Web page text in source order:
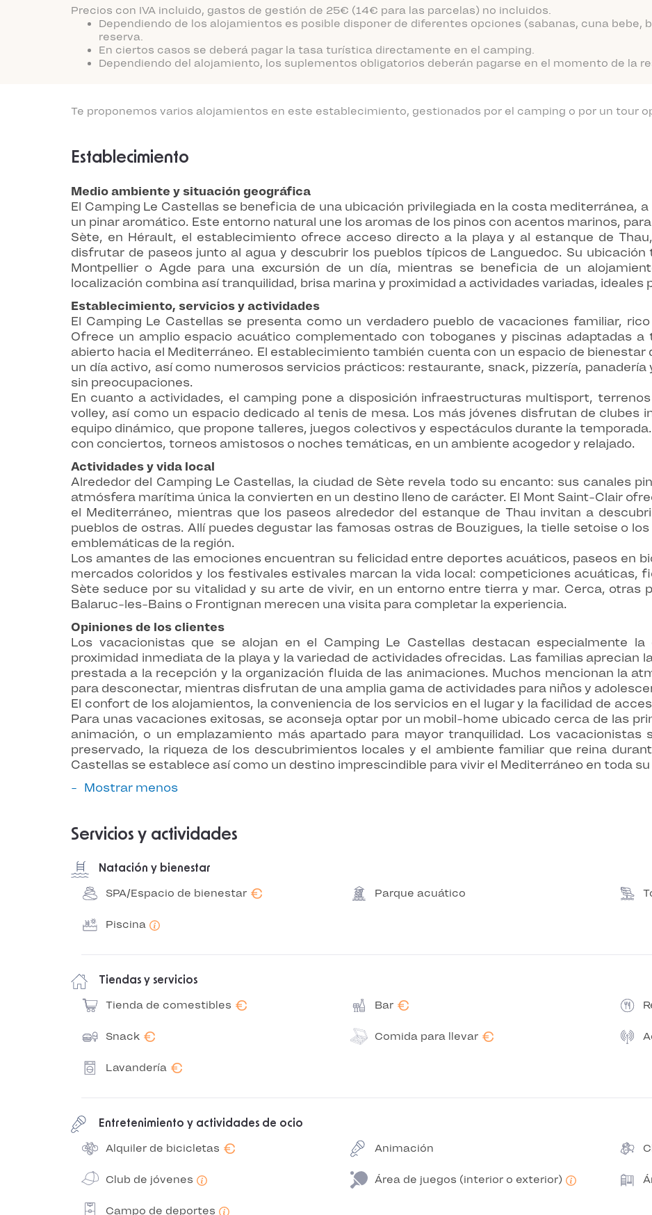
Precios con IVA incluido, gastos de gestión de 25€ (14€ para las parcelas) no incluidos.
Dependiendo de los alojamientos es posible disponer de diferentes opciones (sabanas, cuna bebe,
reserva.
En ciertos casos se deberá pagar la tasa turística directamente en el camping.
Dependiendo del alojamiento, los suplementos obligatorios deberán pagarse en el momento de la
Te proponemos varios alojamientos en este establecimiento, gestionados por el camping o por un tour
Establecimiento
Medio ambiente y situación geográfica
El Camping Le Castellas se beneficia de una ubicación privilegiada en la costa mediterránea,
un pinar aromático. Este entorno natural une los aromas de los pinos con acentos marinos,
Sète, en Hérault, el establecimiento ofrece acceso directo a la playa y al estanque de
disfrutar de paseos junto al agua y descubrir los pueblos típicos de Languedoc. Su
Montpellier o Agde para una excursión de un día, mientras se beneficia de un
localización combina así tranquilidad, brisa marina y proximidad a actividades variadas, ideales
Establecimiento, servicios y actividades
El Camping Le Castellas se presenta como un verdadero pueblo de vacaciones familiar,
Ofrece un amplio espacio acuático complementado con toboganes y piscinas adaptadas a
abierto hacia el Mediterráneo. El establecimiento también cuenta con un espacio de bienestar
un día activo, así como numerosos servicios prácticos: restaurante, snack, pizzería,
sin preocupaciones.
En cuanto a actividades, el camping pone a disposición infraestructuras multisport,
volley, así como un espacio dedicado al tenis de mesa. Los más jóvenes disfrutan de clubes
equipo dinámico, que propone talleres, juegos colectivos y espectáculos durante la
con conciertos, torneos amistosos o noches temáticas, en un ambiente acogedor y relajado.
Actividades y vida local
Alrededor del Camping Le Castellas, la ciudad de Sète revela todo su encanto: sus canales
atmósfera marítima única la convierten en un destino lleno de carácter. El Mont Saint-Clair
el Mediterráneo, mientras que los paseos alrededor del estanque de Thau invitan a
pueblos de ostras. Allí puedes degustar las famosas ostras de Bouzigues, la tielle setoise o
emblemáticas de la región.
Los amantes de las emociones encuentran su felicidad entre deportes acuáticos, paseos en
mercados coloridos y los festivales estivales marcan la vida local: competiciones acuáticas,
Sète seduce por su vitalidad y su arte de vivir, en un entorno entre tierra y mar. Cerca, otras
Balaruc-les-Bains o Frontignan merecen una visita para completar la experiencia.
Opiniones de los clientes
Los vacacionistas que se alojan en el Camping Le Castellas destacan especialmente
proximidad inmediata de la playa y la variedad de actividades ofrecidas. Las familias aprecian
prestada a la recepción y la organización fluida de las animaciones. Muchos mencionan la
para desconectar, mientras disfrutan de una amplia gama de actividades para niños y
El confort de los alojamientos, la conveniencia de los servicios en el lugar y la facilidad de
Para unas vacaciones exitosas, se aconseja optar por un mobil-home ubicado cerca de las
animación, o un emplazamiento más apartado para mayor tranquilidad. Los vacacionistas
preservado, la riqueza de los descubrimientos locales y el ambiente familiar que reina
Castellas se establece así como un destino imprescindible para vivir el Mediterráneo en toda
Mostrar menos
Servicios y actividades
Natación y bienestar
SPA/Espacio de bienestar € Parque acuático
Piscina
Tiendas y servicios
Tienda de comestibles € Bar €
Snack € Comida para llevar €
Lavandería €
Entretenimiento y actividades de ocio
Alquiler de bicicletas € Animación
Club de jóvenes Área de juegos (interior o exterior)
Campo de deportes